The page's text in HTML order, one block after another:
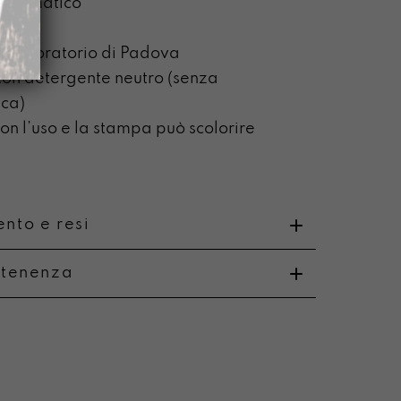
laboratorio di Padova
detergente neutro (senza
l’uso e la stampa può scolorire
e resi